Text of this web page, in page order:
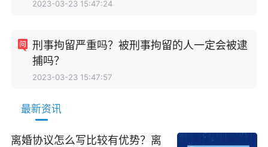
2023-03-23 15:47:24
刑事拘留严重吗？被刑事拘留的人一定会被逮
捕吗？
2023-03-23 15:47:57
最新资讯
离婚协议怎么写比较有优势？离